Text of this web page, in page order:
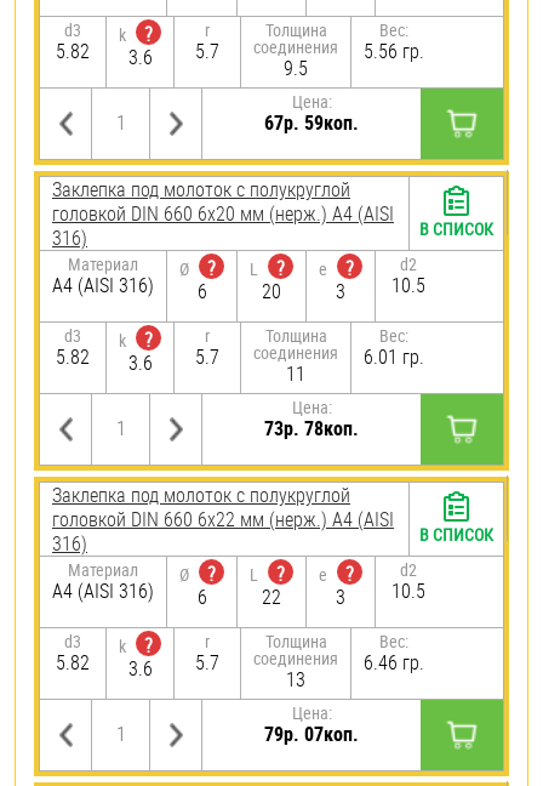
d3
5.82
k
?
3.6
r
5.7
Толщина
соединения
9.5
Вес:
5.56 гр.
Цена:
67р. 59коп.
Заклепка под молоток с полукруглой
головкой DIN 660 6х20 мм (нерж.) A4 (AISI
316)
Материал
A4 (AISI 316)
Ø
?
6
L
?
20
e
?
3
d2
10.5
d3
5.82
k
?
3.6
r
5.7
Толщина
соединения
11
Вес:
6.01 гр.
Цена:
73р. 78коп.
В СПИСОК
Заклепка под молоток с полукруглой
головкой DIN 660 6х22 мм (нерж.) A4 (AISI
316)
Материал
A4 (AISI 316)
Ø
?
6
L
?
22
e
?
3
d2
10.5
d3
5.82
k
?
3.6
r
5.7
Толщина
соединения
13
Вес:
6.46 гр.
Цена:
79р. 07коп.
В СПИСОК